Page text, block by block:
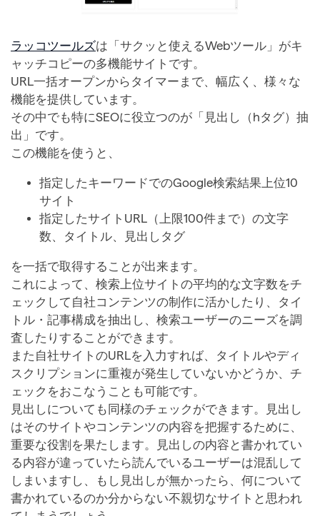
ラッコツールズは「サクッと使えるWebツール」がキ
ャッチコピーの多機能サイトです。
URL一括オープンからタイマーまで、幅広く、様々な
機能を提供しています。
その中でも特にSEOに役立つのが「見出し（hタグ）抽
出」です。
この機能を使うと、
指定したキーワードでのGoogle検索結果上位10
サイト
指定したサイトURL（上限100件まで）の文字
数、タイトル、見出しタグ
を一括で取得することが出来ます。
これによって、検索上位サイトの平均的な文字数をチ
ェックして自社コンテンツの制作に活かしたり、タイ
トル・記事構成を抽出し、検索ユーザーのニーズを調
査したりすることができます。
また自社サイトのURLを入力すれば、タイトルやディ
スクリプションに重複が発生していないかどうか、チ
ェックをおこなうことも可能です。
見出しについても同様のチェックができます。見出し
はそのサイトやコンテンツの内容を把握するために、
重要な役割を果たします。見出しの内容と書かれてい
る内容が違っていたら読んでいるユーザーは混乱して
しまいますし、もし見出しが無かったら、何について
書かれているのか分からない不親切なサイトと思われ